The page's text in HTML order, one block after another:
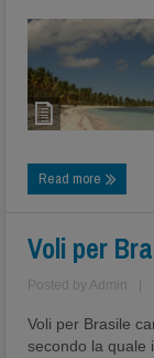
Read more
Voli per
Posted by Admin
Voli per Brasile
secondo la quale